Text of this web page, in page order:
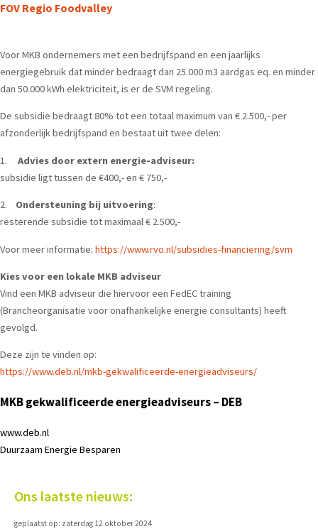
FOV Regio Foodvalley
Voor MKB ondernemers met een bedrijfspand en een jaarlijks
energiegebruik dat minder bedraagt dan 25.000 m3 aardgas eq. en minder
dan 50.000 kWh elektriciteit, is er de SVM regeling.
De subsidie bedraagt 80% tot een totaal maximum van € 2.500,- per
afzonderlijk bedrijfspand en bestaat uit twee delen:
1. Advies door extern energie-adviseur:
subsidie ligt tussen de €400,- en € 750,-
2. Ondersteuning bij uitvoering:
resterende subsidie tot maximaal € 2.500,-
Voor meer informatie: https://www.rvo.nl/subsidies-financiering/svm
Kies voor een lokale MKB adviseur
Vind een MKB adviseurdie hiervoor een FedEC training
(Brancheorganisatie voor onafhankelijke energie consultants) heeft
gevolgd.
Deze zijn te vinden op:
https://www.deb.nl/mkb-gekwalificeerde-energieadviseurs/
MKB gekwalificeerde energieadviseurs – DEB
www.deb.nl
Duurzaam Energie Besparen
Ons laatste nieuws:
geplaatst op: zaterdag 12 oktober 2024